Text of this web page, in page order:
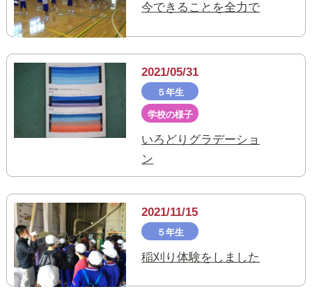
今できることを全力で
2021/05/31
５年生
学校の様子
いろどりグラデーショ
ン
2021/11/15
５年生
稲刈り体験をしました